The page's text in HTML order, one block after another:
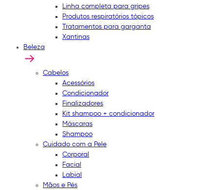
Linha completa para gripes
Produtos respiratórios tópicos
Tratamentos para garganta
Xantinas
Beleza
Cabelos
Acessórios
Condicionador
Finalizadores
Kit shampoo + condicionador
Máscaras
Shampoo
Cuidado com a Pele
Corporal
Facial
Labial
Mãos e Pés